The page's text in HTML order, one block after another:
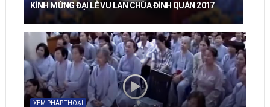
KÍNH MỪNG ĐẠI LỄ VU LAN CHÙA ĐÌNH QUÁN 2017
XEM PHÁP THOẠI